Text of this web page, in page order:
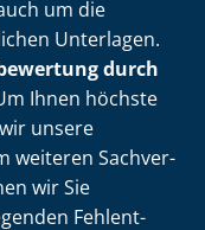
um die
Unterlagen.
durch
Ihnen höchste
unsere
weiteren Sach­ver­
wir Sie
Fehl­ent­